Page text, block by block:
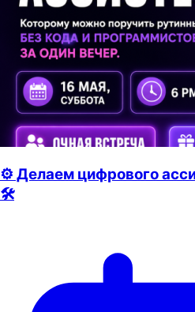
⚙️ Делаем цифрового
🛠️